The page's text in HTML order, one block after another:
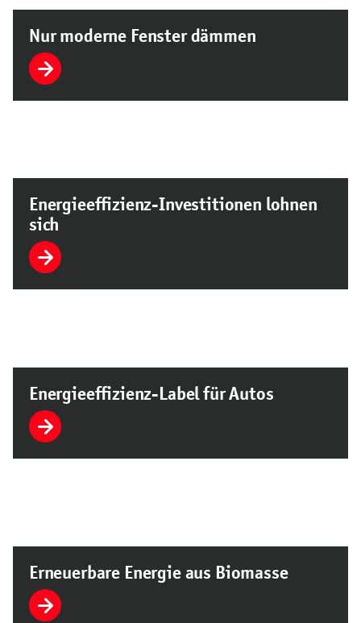
Nur moderne Fenster dämmen
Energieeffizienz-Investitionen lohnen
sich
Energieeffizienz-Label für Autos
Erneuerbare Energie aus Biomasse